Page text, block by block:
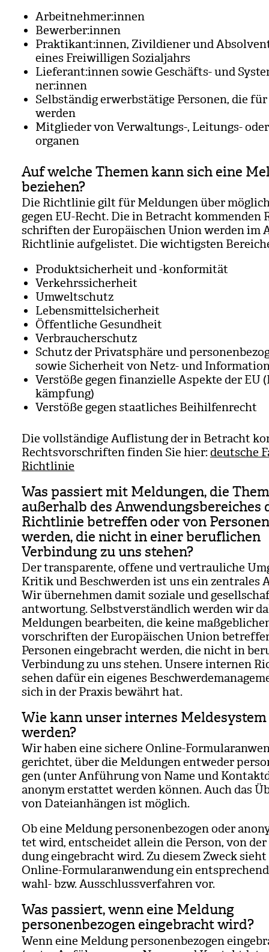
Arbeit­neh­mer:innen
Bewer­ber:innen
Prak­ti­kant:innen, Zivil­die­ner und
eines Frei­wil­li­gen Sozi­al­jahrs
Lie­fe­rant:innen sowie Geschäfts- und
ner:innen
Selb­stän­dig erwerbs­tä­tige Per­so­nen, die
wer­den
Mit­glie­der von Ver­wal­tungs-, Lei­tungs-
or­ga­nen
Auf welche Themen kann sich eine
beziehen?
Die Richt­li­nie gilt für Mel­dun­gen über
gegen EU-Recht. Die in Betracht kom­men­den
schrif­ten der Euro­päi­schen Union wer­den im
Richt­li­nie auf­ge­lis­tet. Die wich­tigs­ten
Pro­dukt­si­cher­heit und -kon­for­mi­tät
Ver­kehrs­si­cher­heit
Umwelt­schutz
Lebens­mit­tel­si­cher­heit
Öffent­li­che Gesund­heit
Ver­brau­cher­schutz
Schutz der Pri­vat­sphäre und
sowie Sicher­heit von Netz- und
Ver­stöße gegen finan­zi­elle Aspekte der EU
kämp­fung)
Ver­stöße gegen staat­li­ches Bei­hil­fen­recht
Die voll­stän­dige Auf­lis­tung der in Betracht
Rechts­vor­schrif­ten fin­den Sie hier:deutsche
Richtlinie
Was passiert mit Meldungen, die
außerhalb des Anwendungsbereiches
Richtlinie betreffen oder von
werden, die nicht in einer beruflichen
Verbindung zu uns stehen?
Der trans­pa­rente, offene und ver­trau­li­che
Kri­tik und Beschwer­den ist uns ein zen­tra­les
Wir über­neh­men damit soziale und
ant­wor­tung. Selbst­ver­ständ­lich wer­den wir
Mel­dun­gen bear­bei­ten, die keine
vor­schrif­ten der Euro­päi­schen Union
Per­so­nen ein­ge­bracht wer­den, die nicht in
Ver­bin­dung zu uns ste­hen. Unsere inter­nen
sehen dafür ein eige­nes
sich in der Pra­xis bewährt hat.
Wie kann unser internes
werden?
Wir haben eine sichere Online-
ge­rich­tet, über die Mel­dun­gen ent­we­der
gen (unter Anfüh­rung von Name und
anonym erstat­tet wer­den kön­nen. Auch das
von Datei­an­hän­gen ist mög­lich.
Ob eine Mel­dung per­so­nen­be­zo­gen oder
tet wird, ent­schei­det allein die Per­son, von
dung ein­ge­bracht wird. Zu die­sem Zweck
Online-For­mu­lar­an­wen­dung ein
wahl- bzw. Aus­schluss­ver­fah­ren vor.
Was passiert, wenn eine Meldung
personenbezogen eingebracht wird?
Wenn eine Mel­dung per­so­nen­be­zo­gen